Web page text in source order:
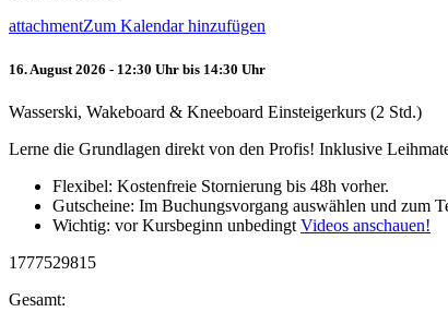
attachmentZum Kalendar hinzufügen
16. August 2026 - 12:30 Uhr bis 14:30 Uhr
Wasserski, Wakeboard & Kneeboard Einsteigerkurs (2 Std.)
Lerne die Grundlagen direkt von den Profis! Inklusive
Flexibel: Kostenfreie Stornierung bis 48h vorher.
Gutscheine: Im Buchungsvorgang auswählen und zum
Wichtig: vor Kursbeginn unbedingt Videos anschauen!
1777529815
Gesamt: